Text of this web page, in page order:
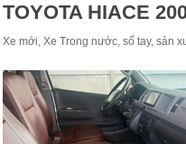
TOYOTA HIACE
Xe mới, Xe Trong nước, số tay, sản